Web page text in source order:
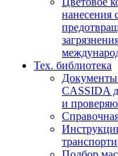
нанесения
Тех. библиотека
Документы
CASSIDA
и